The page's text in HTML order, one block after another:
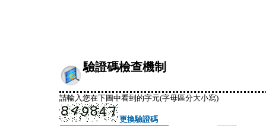
驗證碼檢查機制
請輸入您在下圖中看到的字元(字母區分大小寫)
更換驗證碼